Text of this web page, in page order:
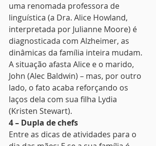
uma renomada professora de
linguística (a Dra. Alice Howland,
interpretada por Julianne Moore) é
diagnosticada com Alzheimer, as
dinâmicas da família inteira mudam.
A situação afasta Alice e o marido,
John (Alec Baldwin) – mas, por outro
lado, o fato acaba reforçando os
laços dela com sua filha Lydia
(Kristen Stewart).
4 – Dupla de chefs
Entre as dicas de atividades para o